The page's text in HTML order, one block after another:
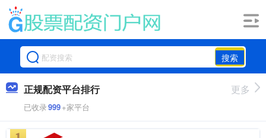
搜索
正规配资平台排行
已收录999+家平台
更多